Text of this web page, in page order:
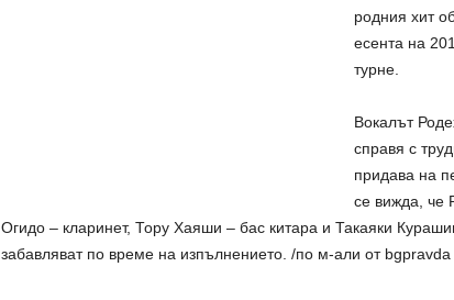
родния хит
есента на
турне.
Вокалът
справя с
придава на
се вижда, че
Огидо – кларинет, Тору Хаяши – бас китара и Такаяки
забавляват по време на изпълнението. /по м-али от bgpravda